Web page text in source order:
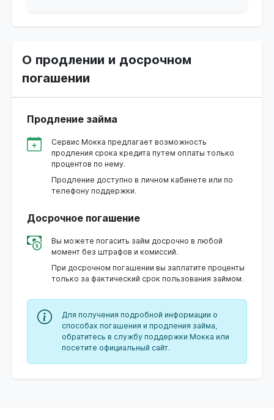
О продлении и досрочном
погашении
Продление займа
Сервис Мокка предлагает возможность
продления срока кредита путем оплаты только
процентов по нему.
Продление доступно в личном кабинете или по
телефону поддержки.
Досрочное погашение
Вы можете погасить займ досрочно в любой
момент без штрафов и комиссий.
При досрочном погашении вы заплатите проценты
только за фактический срок пользования займом.
Для получения подробной информации о
способах погашения и продления займа,
обратитесь в службу поддержки Мокка или
посетите официальный сайт.